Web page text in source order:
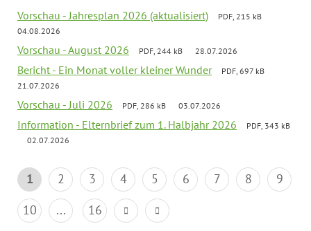
Vorschau - Jahresplan 2026 (aktualisiert)
PDF, 215 kB
04.08.2026
Vorschau - August 2026 PDF, 244 kB 28.07.2026
Bericht - Ein Monat voller kleiner Wunder
PDF, 697 kB
21.07.2026
Vorschau - Juli 2026 PDF, 286 kB 03.07.2026
Information - Elternbrief zum 1. Halbjahr 2026
PDF, 343 kB
02.07.2026
1 2 3 4 5 6 7 8
9
10
... 16